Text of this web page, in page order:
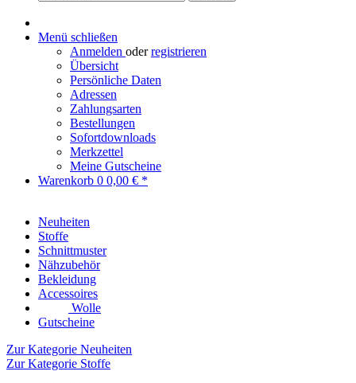
Menü schließen
Anmelden oderregistrieren
Übersicht
Persönliche Daten
Adressen
Zahlungsarten
Bestellungen
Sofortdownloads
Merkzettel
Meine Gutscheine
Warenkorb 0 0,00 € *
Neuheiten
Stoffe
Schnittmuster
Nähzubehör
Bekleidung
Accessoires
Wolle
Gutscheine
Zur Kategorie Neuheiten
Zur Kategorie Stoffe